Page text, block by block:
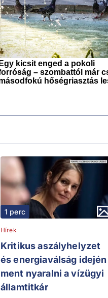
1 perc
Hírek
Kritikus aszályhelyzet
és energiaválság idején
ment nyaralni a vízügyi
államtitkár